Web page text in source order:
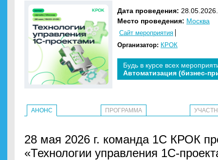
Дата проведения:
Место проведения: Москва
Сайт мероприятия
Организатор: КРОК
Будь в курсе всех
Автоматизация (бизнес-
АНОНС ПРОГРАММА
28 мая 2026 г. команда 1С КРОК
«Технологии управления 1С-